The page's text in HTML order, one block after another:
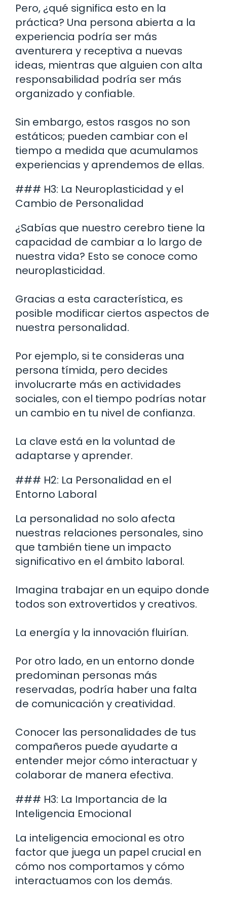
Pero, ¿qué significa esto en la
práctica? Una persona abierta a la
experiencia podría ser más
aventurera y receptiva a nuevas
ideas, mientras que alguien con alta
responsabilidad podría ser más
organizado y confiable.
Sin embargo, estos rasgos no son
estáticos; pueden cambiar con el
tiempo a medida que acumulamos
experiencias y aprendemos de ellas.
### H3: La Neuroplasticidad y el
Cambio de Personalidad
¿Sabías que nuestro cerebro tiene la
capacidad de cambiar a lo largo de
nuestra vida? Esto se conoce como
neuroplasticidad.
Gracias a esta característica, es
posible modificar ciertos aspectos de
nuestra personalidad.
Por ejemplo, si te consideras una
persona tímida, pero decides
involucrarte más en actividades
sociales, con el tiempo podrías notar
un cambio en tu nivel de confianza.
La clave está en la voluntad de
adaptarse y aprender.
### H2: La Personalidad en el
Entorno Laboral
La personalidad no solo afecta
nuestras relaciones personales, sino
que también tiene un impacto
significativo en el ámbito laboral.
Imagina trabajar en un equipo donde
todos son extrovertidos y creativos.
La energía y la innovación fluirían.
Por otro lado, en un entorno donde
predominan personas más
reservadas, podría haber una falta
de comunicación y creatividad.
Conocer las personalidades de tus
compañeros puede ayudarte a
entender mejor cómo interactuar y
colaborar de manera efectiva.
### H3: La Importancia de la
Inteligencia Emocional
La inteligencia emocional es otro
factor que juega un papel crucial en
cómo nos comportamos y cómo
interactuamos con los demás.